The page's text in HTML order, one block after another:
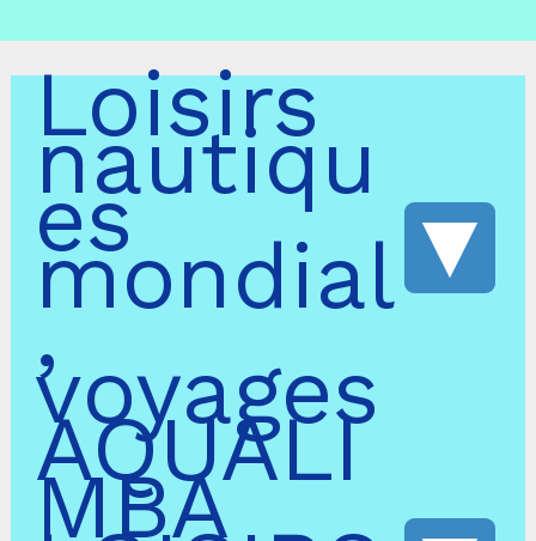
Loisirs
nautiqu
es
mondial
,
voyages
AQUALI
MBA